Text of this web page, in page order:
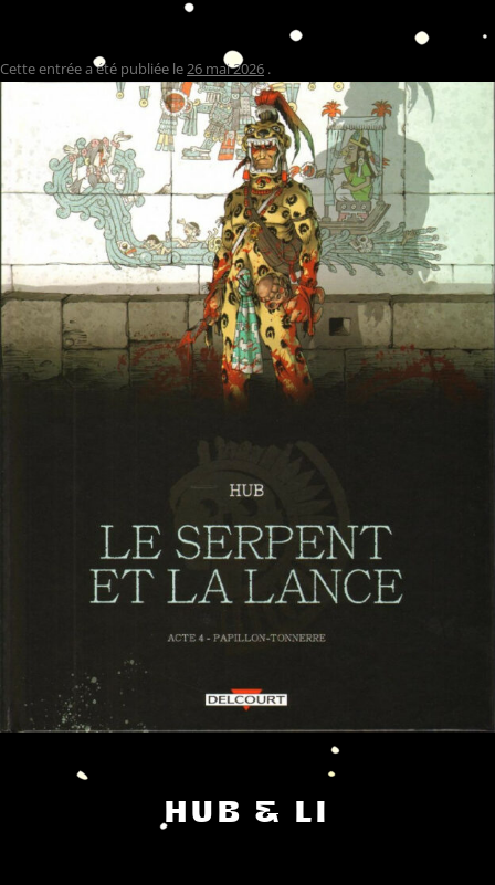
Cette entrée a été publiée le26 mai 2026 .
HUB & LI